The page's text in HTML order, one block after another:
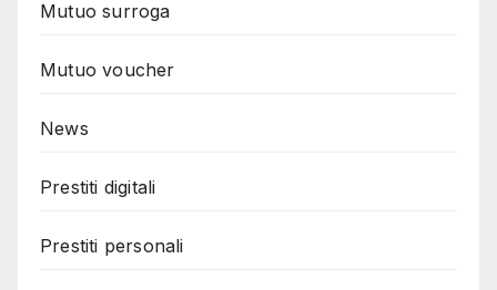
Mutuo surroga
Mutuo voucher
News
Prestiti digitali
Prestiti personali